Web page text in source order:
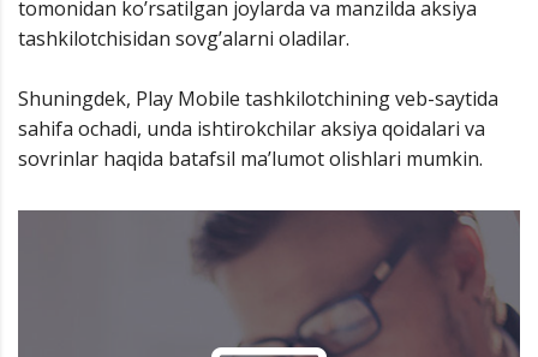
tomonidan ko’rsatilgan joylarda va manzilda aksiya
tashkilotchisidan sovg’alarni oladilar.
Shuningdek, Play Mobile tashkilotchining veb-saytida
sahifa ochadi, unda ishtirokchilar aksiya qoidalari va
sovrinlar haqida batafsil ma’lumot olishlari mumkin.